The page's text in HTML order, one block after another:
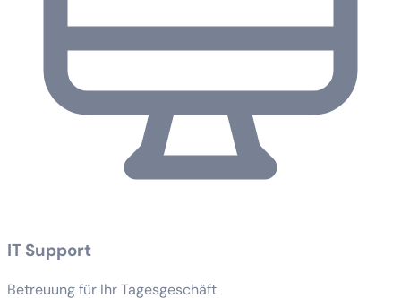
IT Support
Betreuung für Ihr Tagesgeschäft